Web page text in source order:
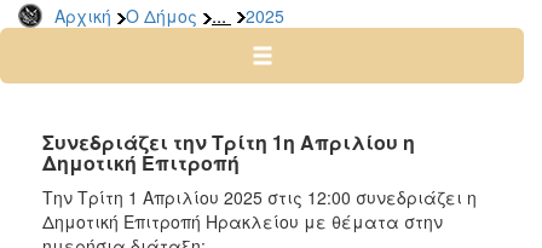
Αρχική Ο Δήμος ... 2025
2026
2024
2022
2021
2020
Συνεδριάζει την Τρίτη 1η Απριλίου η
Δημοτική Επιτροπή
Την Τρίτη 1 Απριλίου 2025 στις 12:00 συνεδριάζει η
Δημοτική Επιτροπή Ηρακλείου με θέματα στην